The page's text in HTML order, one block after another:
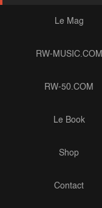
Le Mag
RW-MUSIC.COM
RW-50.COM
Le Book
Shop
Contact